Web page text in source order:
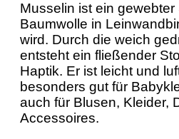
Musselin ist ein gewebter
Baumwolle in
wird. Durch die weich
entsteht ein fließender
Haptik. Er ist leicht und
besonders gut für
auch für Blusen, Kleider,
Accessoires.